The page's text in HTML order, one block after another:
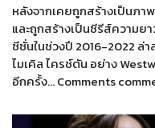
หลังจากเคยถูกสร้างเป็นภา
และถูกสร้างเป็นซีรีส์ความย
ซีซั่นในช่วงปี 2016-2022 ล่
ไมเคิล ไครช์ตัน อย่าง
อีกครั้ง… Comments